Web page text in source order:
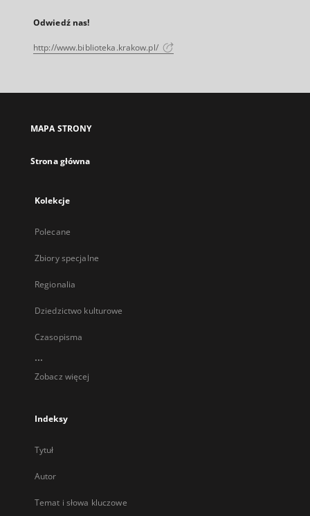
Odwiedź nas!
http://www.biblioteka.krakow.pl/
MAPA STRONY
Strona główna
Kolekcje
Polecane
Zbiory specjalne
Regionalia
Dziedzictwo kulturowe
Czasopisma
...
Zobacz więcej
Indeksy
Tytuł
Autor
Temat i słowa kluczowe